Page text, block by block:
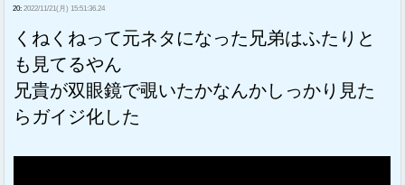
20: 2022/11/21(月) 15:51:36.24
くねくねって元ネタになった兄弟はふたりと
も見てるやん
兄貴が双眼鏡で覗いたかなんかしっかり見た
らガイジ化した